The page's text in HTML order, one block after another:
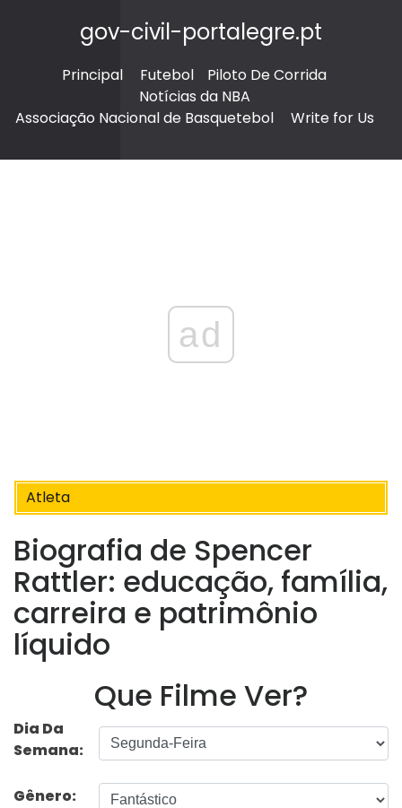
gov-civil-portalegre.pt
Principal Futebol
Piloto De Corrida
Notícias da NBA
Associação Nacional de Basquetebol
Write for Us
ad
Atleta
Biografia de Spencer
Rattler: educação, família,
carreira e patrimônio
líquido
Que Filme Ver?
Dia Da
Semana:
Gênero: